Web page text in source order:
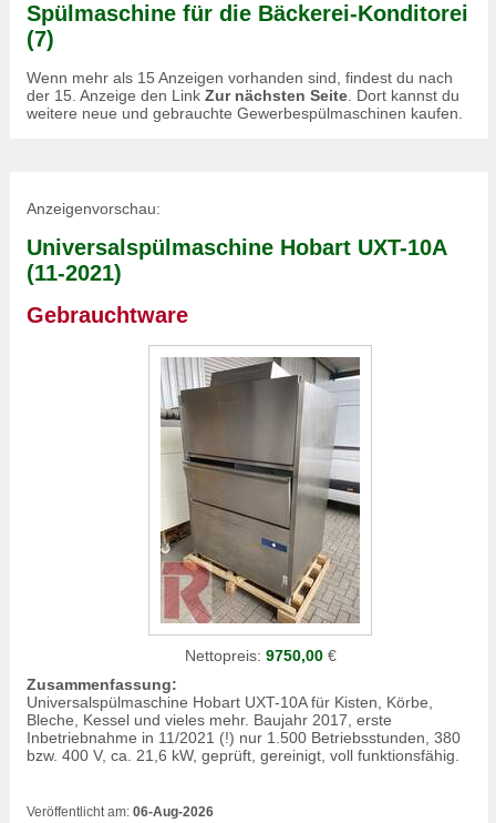
Spülmaschine für die Bäckerei-Konditorei
(7)
Wenn mehr als 15 Anzeigen vorhanden sind, findest du nach
der 15. Anzeige den Link Zur nächsten Seite . Dort kannst du
weitere neue und gebrauchte Gewerbespülmaschinen kaufen.
Anzeigenvorschau:
Universalspülmaschine Hobart UXT-10A
(11-2021)
Gebrauchtware
Nettopreis: 9750,00€
Zusammenfassung:
Universalspülmaschine Hobart UXT-10A für Kisten, Körbe,
Bleche, Kessel und vieles mehr. Baujahr 2017, erste
Inbetriebnahme in 11/2021 (!) nur 1.500 Betriebsstunden, 380
bzw. 400 V, ca. 21,6 kW, geprüft, gereinigt, voll funktionsfähig.
Veröffentlicht am: 06-Aug-2026